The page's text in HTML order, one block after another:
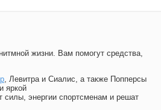
жизни. Вам помогут средства,
, Левитра и Сиалис, а также Попперсы
яркой
силы, энергии спортсменам и решат